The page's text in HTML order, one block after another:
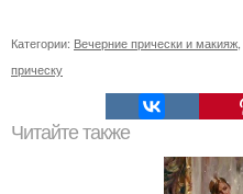
Категории: Вечерние прически и макияж
прическу
Читайте также